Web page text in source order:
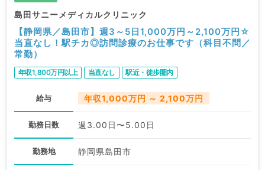
島田サニーメディカルクリニック
【静岡県／島田市】週3～5日1,000万円～2,100万円☆
当直なし！駅チカ◎訪問診療のお仕事です（科目不問／
常勤）
年収1,800万円以上 当直なし 駅近・徒歩圏内
給与 年収1,000万円 ～ 2,100万円
勤務日数 週3.00日〜5.00日
勤務地 静岡県島田市